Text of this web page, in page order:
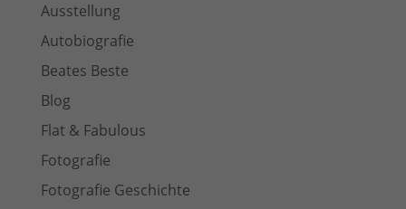
Ausstellung
Autobiografie
Beates Beste
Blog
Flat & Fabulous
Fotografie
Fotografie Geschichte